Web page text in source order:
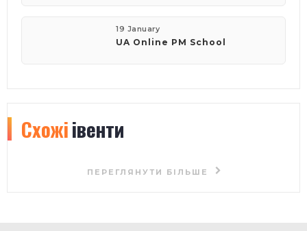
19 January
UA Online PM School
Схожіівенти
ПЕРЕГЛЯНУТИ БІЛЬШЕ